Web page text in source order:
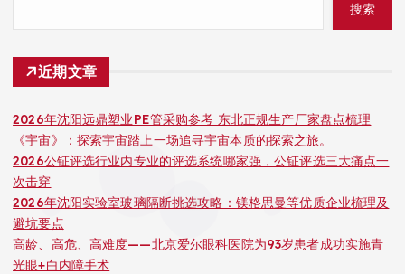
搜索
近期文章
2026年沈阳远鼎塑业PE管采购参考 东北正规生产厂家盘点梳理
《宇宙》：探索宇宙踏上一场追寻宇宙本质的探索之旅。
2026公钲评选行业内专业的评选系统哪家强，公钲评选三大痛点一
次击穿
2026年沈阳实验室玻璃隔断挑选攻略：镁格思曼等优质企业梳理及
避坑要点
高龄、高危、高难度——北京爱尔眼科医院为93岁患者成功实施青
光眼+白内障手术